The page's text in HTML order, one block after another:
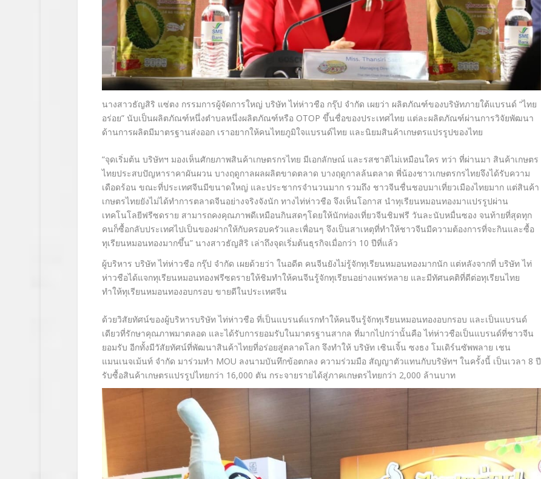
นางสาวธัญสิริ แซ่ตง กรรมการผู้จัดการใหญ่ บริษัท ไท่ห่าวชือ กรุ๊ป จำกัด เผยว่า ผลิตภัณฑ์ของบริษัทภายใต้แบรนด์ “ไทย
อร่อย” นับเป็นผลิตภัณฑ์หนึ่งตำบลหนึ่งผลิตภัณฑ์หรือ OTOP ขึ้นชื่อของประเทศไทย แต่ละผลิตภัณฑ์ผ่านการวิจัยพัฒนา
ด้านการผลิตมีมาตรฐานส่งออก เราอยากให้คนไทยภูมิใจแบรนด์ไทย และนิยมสินค้าเกษตรแปรรูปของไทย
“จุดเริ่มต้น บริษัทฯ มองเห็นศักยภาพสินค้าเกษตรกรไทย มีเอกลักษณ์ และรสชาติไม่เหมือนใคร ทว่า ที่ผ่านมา สินค้าเกษตร
ไทยประสบปัญหาราคาผันผวน บางฤดูกาลผลผลิตขาดตลาด บางฤดูกาลล้นตลาด พี่น้องชาวเกษตรกรไทยจึงได้รับความ
เดือดร้อน ขณะที่ประเทศจีนมีขนาดใหญ่ และประชากรจำนวนมาก รวมถึง ชาวจีนชื่นชอบมาเที่ยวเมืองไทยมาก แต่สินค้า
เกษตรไทยยังไม่ได้ทำการตลาดจีนอย่างจริงจังนัก ทางไท่ห่าวชือ จึงเห็นโอกาส นำทุเรียนหมอนทองมาแปรรูปผ่าน
เทคโนโลยีฟรีซดราย สามารถคงคุณภาพดีเหมือนกินสดๆโดยให้นักท่องเที่ยวจีนชิมฟรี วันละนับหมื่นซอง จนท้ายที่สุดทุก
คนก็ซื้อกลับประเทศไปเป็นของฝากให้กับครอบครัวและเพื่อนๆ จึงเป็นสาเหตุที่ทำให้ชาวจีนมีความต้องการที่จะกินและซื้อ
ทุเรียนหมอนทองมากขึ้น” นางสาวธัญสิริ เล่าถึงจุดเริ่มต้นธุรกิจเมื่อกว่า 10 ปีที่แล้ว
ผู้บริหาร บริษัท ไท่ห่าวชือ กรุ๊ป จำกัด เผยด้วยว่า ในอดีต คนจีนยังไม่รู้จักทุเรียนหมอนทองมากนัก แต่หลังจากที่ บริษัท ไท่
ห่าวชือได้แจกทุเรียนหมอนทองฟรีซดรายให้ชิมทำให้คนจีนรู้จักทุเรียนอย่างแพร่หลาย และมีทัศนคติที่ดีต่อทุเรียนไทย
ทำให้ทุเรียนหมอนทองอบกรอบ ขายดีในประเทศจีน
ด้วยวิสัยทัศน์ของผู้บริหารบริษัท ไท่ห่าวชือ ที่เป็นแบรนด์แรกทำให้คนจีนรู้จักทุเรียนหมอนทองอบกรอบ และเป็นแบรนด์
เดียวที่รักษาคุณภาพมาตลอด และได้รับการยอมรับในมาตรฐานสากล ที่มากไปกว่านั้นคือ ไท่ห่าวชือเป็นแบรนด์ที่ชาวจีน
ยอมรับ อีกทั้งมีวัสัยทัศน์ที่พัฒนาสินค้าไทยที่อร่อยสู่ตลาดโลก จึงทำให้ บริษัท เซินเจิ้น ซงธง โมเดิร์นซัพพลาย เชน
แมนเนจเม้นท์ จำกัด มาร่วมทำ MOU ลงนามบันทึกข้อตกลง ความร่วมมือ สัญญาตัวแทนกับบริษัทฯ ในครั้งนี้ เป็นเวลา 8 ปี
รับซื้อสินค้าเกษตรแปรรูปไทยกว่า 16,000 ตัน กระจายรายได้สู่ภาคเกษตรไทยกว่า 2,000 ล้านบาท